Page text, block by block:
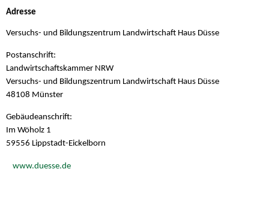
Adresse
Versuchs- und Bildungszentrum Landwirtschaft Haus Düsse
Postanschrift:
Landwirtschaftskammer NRW
Versuchs- und Bildungszentrum Landwirtschaft Haus Düsse
48108 Münster
Gebäudeanschrift:
Im Wöholz 1
59556 Lippstadt-Eickelborn
www.duesse.de